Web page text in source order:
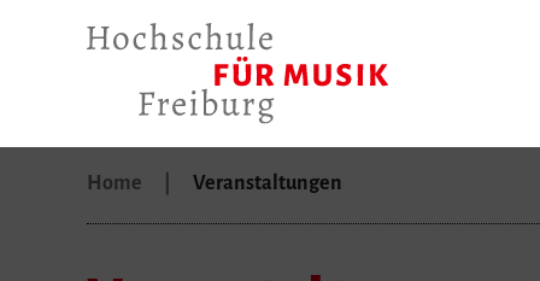
Home Veranstaltungen